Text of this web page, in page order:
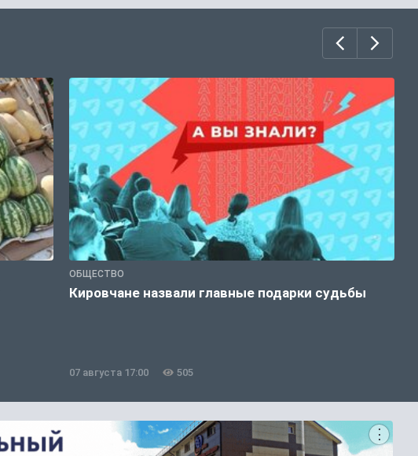
ОБЩЕСТВО
Кировчане назвали главные подарки судьбы
07 августа 17:00 505